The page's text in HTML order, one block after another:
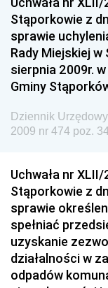
Dziennik
Dziennik
Budownictwa
Dziennik
Żeglugi
Dziennik
Dziennik
Dziennik
Dziennik
Dziennik
Kolejowego
Dziennik
Technologii
Stąporkowie z
sprawie
Rady Miejskiej
sierpnia 2009r.
Gminy
Dziennik
2009 nr 474 poz.
Uchwała nr
Stąporkowie z
sprawie
spełniać
uzyskanie
działalności w
odpadów